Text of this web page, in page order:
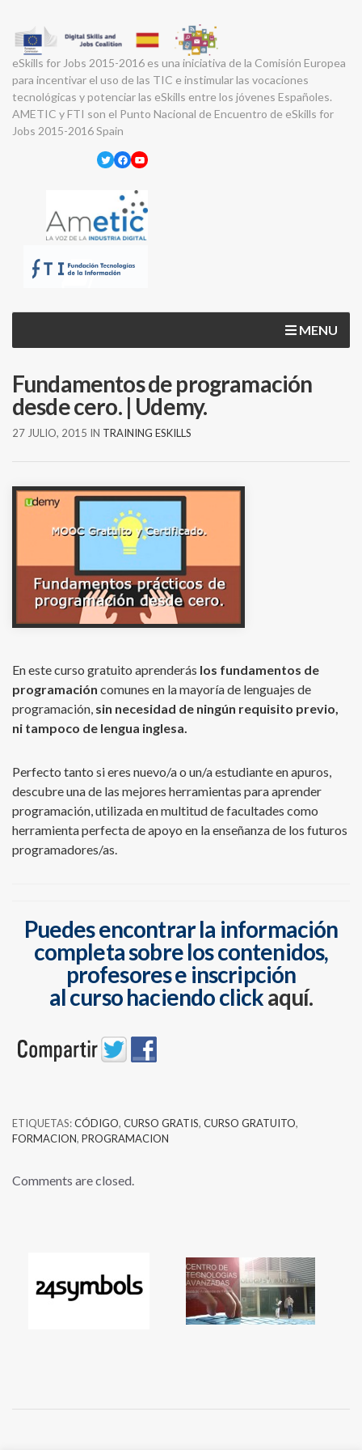
eSkills for Jobs 2015-2016 es una iniciativa de la Comisión Europea
para incentivar el uso de las TIC e instimular las vocaciones
tecnológicas y potenciar las eSkills entre los jóvenes Españoles.
AMETIC y FTI son el Punto Nacional de Encuentro de eSkills for
Jobs 2015-2016 Spain
Twitter
Facebook
YouTube
MENU
Fundamentos de programación
desde cero. | Udemy.
27 JULIO, 2015 IN TRAINING ESKILLS
En este curso gratuito aprenderás los fundamentos de
programación comunes en la mayoría de lenguajes de
programación, sin necesidad de ningún requisito previo,
ni tampoco de lengua inglesa.
Perfecto tanto si eres nuevo/a o un/a estudiante en apuros,
descubre una de las mejores herramientas para aprender
programación, utilizada en multitud de facultades como
herramienta perfecta de apoyo en la enseñanza de los futuros
programadores/as.
Puedes encontrar la información
completa sobre los contenidos,
profesores e inscripción
al curso haciendo clickaquí.
ETIQUETAS:CÓDIGO, CURSO GRATIS, CURSO GRATUITO,
FORMACION, PROGRAMACION
Comments are closed.